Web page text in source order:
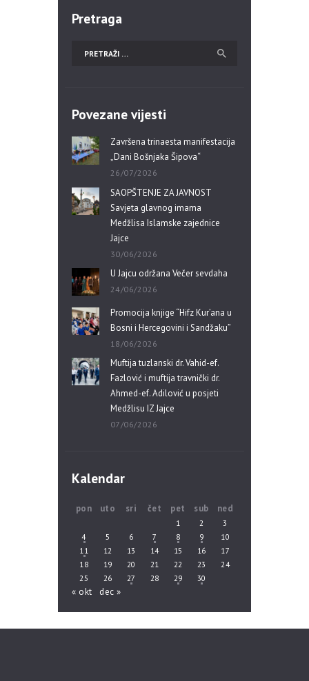
Pretraga
Povezane vijesti
Završena trinaesta manifestacija
„Dani Bošnjaka Šipova“
26/07/2026
SAOPŠTENJE ZA JAVNOST
Savjeta glavnog imama
Medžlisa Islamske zajednice
Jajce
30/06/2026
U Jajcu održana Večer sevdaha
24/06/2026
Promocija knjige “Hifz Kur’ana u
Bosni i Hercegovini i Sandžaku”
18/06/2026
Muftija tuzlanski dr. Vahid-ef.
Fazlović i muftija travnički dr.
Ahmed-ef. Adilović u posjeti
Medžlisu IZ Jajce
07/06/2026
Kalendar
pon uto sri čet pet sub ned
1 2
3
4
5 6 7 8 9
10
11
12 13 14 15 16
17
18
19 20 21 22 23
24
25
26 27 28 29 30
« okt dec »